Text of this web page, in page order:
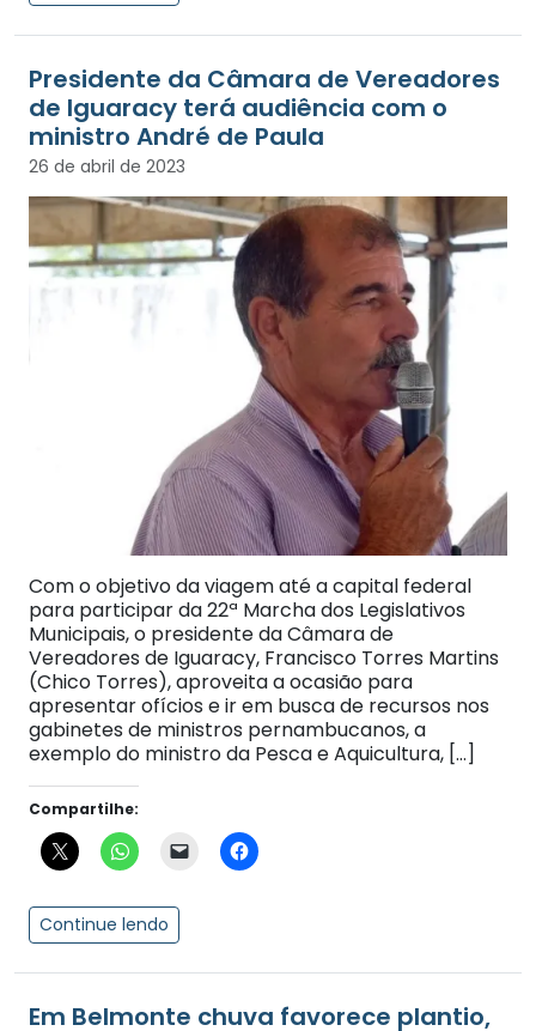
Presidente da Câmara de Vereadores
de Iguaracy terá audiência com o
ministro André de Paula
26 de abril de 2023
Com o objetivo da viagem até a capital federal
para participar da 22ª Marcha dos Legislativos
Municipais, o presidente da Câmara de
Vereadores de Iguaracy, Francisco Torres Martins
(Chico Torres), aproveita a ocasião para
apresentar ofícios e ir em busca de recursos nos
gabinetes de ministros pernambucanos, a
exemplo do ministro da Pesca e Aquicultura, […]
Compartilhe:
Continue lendo
Em Belmonte chuva favorece plantio,